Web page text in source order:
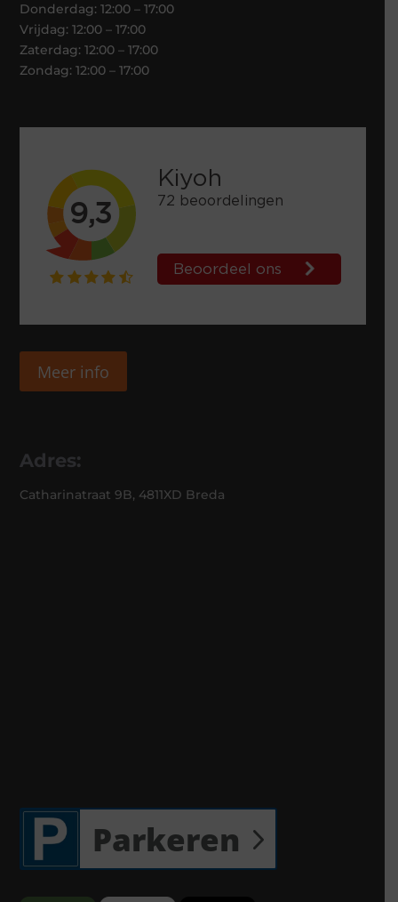
Donderdag: 12:00 – 17:00
Vrijdag: 12:00 – 17:00
Zaterdag: 12:00 – 17:00
Zondag: 12:00 – 17:00
Meer info
Adres:
Catharinatraat 9B, 4811XD Breda
Parkeren